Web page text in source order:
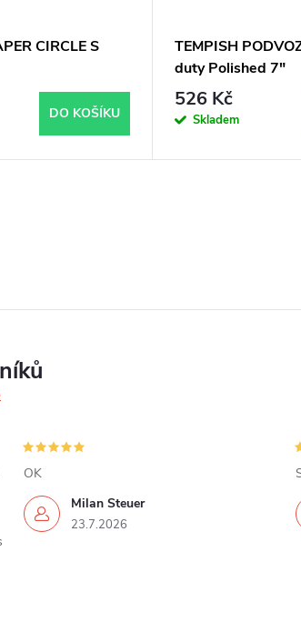
CIRCLE S
DO KOŠÍKU
TEMPISH
duty Polished 7"
526 Kč
Skladem
Milan Steuer
23.7.2026
OK